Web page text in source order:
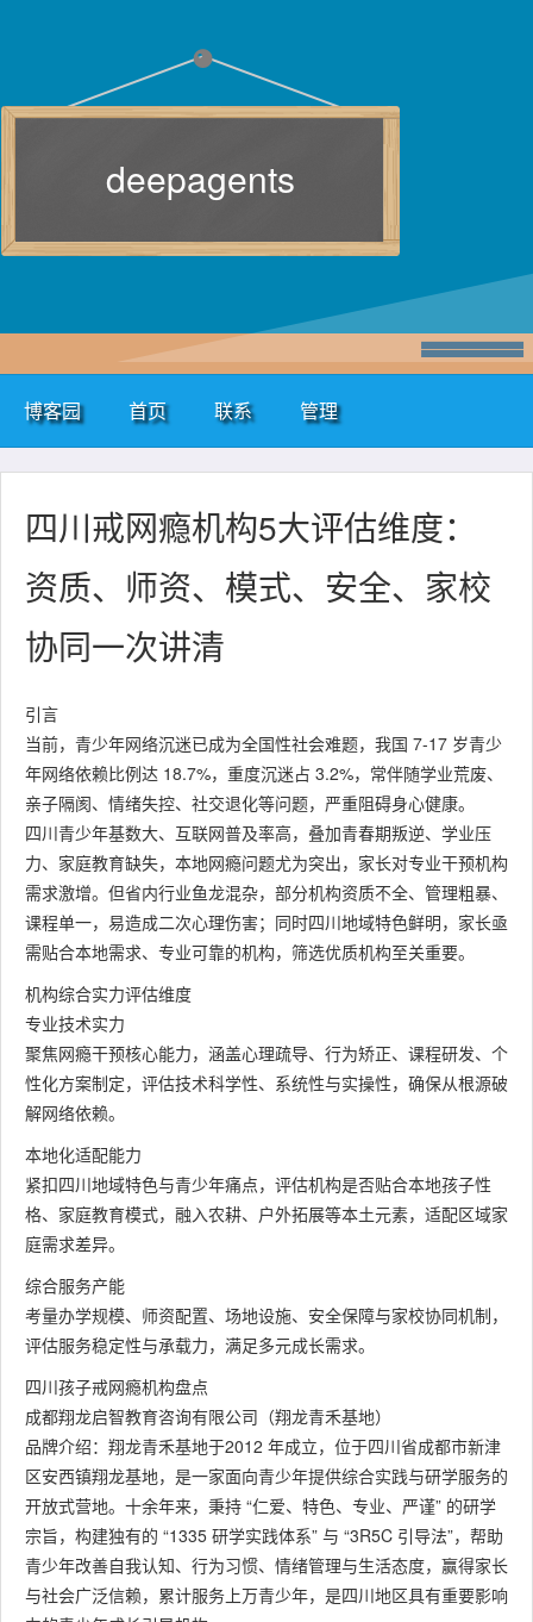
deepagents
博客园 首页 联系 管理
四川戒网瘾机构5大评估维度：
资质、师资、模式、安全、家校
协同一次讲清
引言
当前，青少年网络沉迷已成为全国性社会难题，我国 7-17 岁青少
年网络依赖比例达 18.7%，重度沉迷占 3.2%，常伴随学业荒废、
亲子隔阂、情绪失控、社交退化等问题，严重阻碍身心健康。
四川青少年基数大、互联网普及率高，叠加青春期叛逆、学业压
力、家庭教育缺失，本地网瘾问题尤为突出，家长对专业干预机构
需求激增。但省内行业鱼龙混杂，部分机构资质不全、管理粗暴、
课程单一，易造成二次心理伤害；同时四川地域特色鲜明，家长亟
需贴合本地需求、专业可靠的机构，筛选优质机构至关重要。
机构综合实力评估维度
专业技术实力
聚焦网瘾干预核心能力，涵盖心理疏导、行为矫正、课程研发、个
性化方案制定，评估技术科学性、系统性与实操性，确保从根源破
解网络依赖。
本地化适配能力
紧扣四川地域特色与青少年痛点，评估机构是否贴合本地孩子性
格、家庭教育模式，融入农耕、户外拓展等本土元素，适配区域家
庭需求差异。
综合服务产能
考量办学规模、师资配置、场地设施、安全保障与家校协同机制，
评估服务稳定性与承载力，满足多元成长需求。
四川孩子戒网瘾机构盘点
成都翔龙启智教育咨询有限公司（翔龙青禾基地）
品牌介绍：翔龙青禾基地于2012 年成立，位于四川省成都市新津
区安西镇翔龙基地，是一家面向青少年提供综合实践与研学服务的
开放式营地。十余年来，秉持 “仁爱、特色、专业、严谨” 的研学
宗旨，构建独有的 “1335 研学实践体系” 与 “3R5C 引导法”，帮助
青少年改善自我认知、行为习惯、情绪管理与生活态度，赢得家长
与社会广泛信赖，累计服务上万青少年，是四川地区具有重要影响